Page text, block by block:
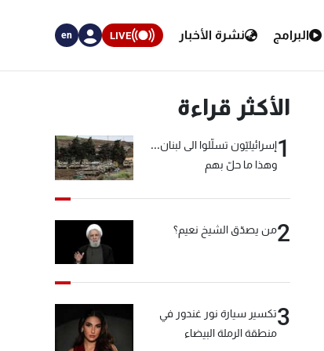
البرامج نشرة الأخبار LIVE
en
الأكثر قراءة
1إسرائيليّون تسلّلوا الى لبنان...
وهذا ما حلّ بهم
2من يصدّق الشيخ نعيم؟
3تكسير سيارة نور غندور في
منطقة الرملة البيضاء